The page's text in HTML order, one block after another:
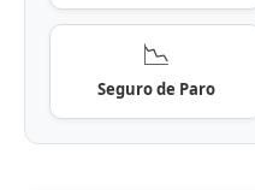
📉
Seguro de Paro